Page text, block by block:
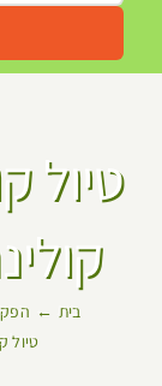
טיול
בית
טיול